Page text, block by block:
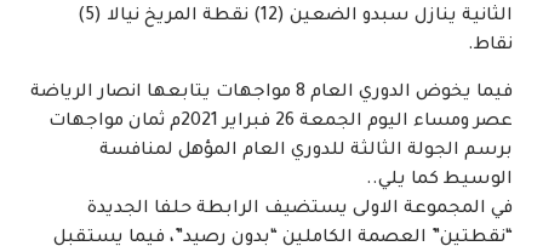
الثانية ينازل سبدو الضعين (12) نقطة المريخ نيالا (5)
نقاط.
فيما يخوض الدوري العام 8 مواجهات يتابعها انصار الرياضة
عصر ومساء اليوم الجمعة 26 فبراير 2021م ثمان مواجهات
برسم الجولة الثالثة للدوري العام المؤهل لمنافسة
الوسيط كما يلي..
في المجموعة الاولى يستضيف الرابطة حلفا الجديدة
“نقطتين” العصمة الكاملين “بدون رصيد”، فيما يستقبل